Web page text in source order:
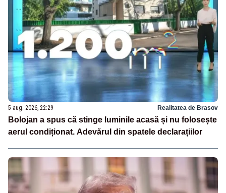
5 aug. 2026, 22:29 Realitatea de Brasov
Bolojan a spus că stinge luminile acasă și nu folosește
aerul condiționat. Adevărul din spatele declarațiilor